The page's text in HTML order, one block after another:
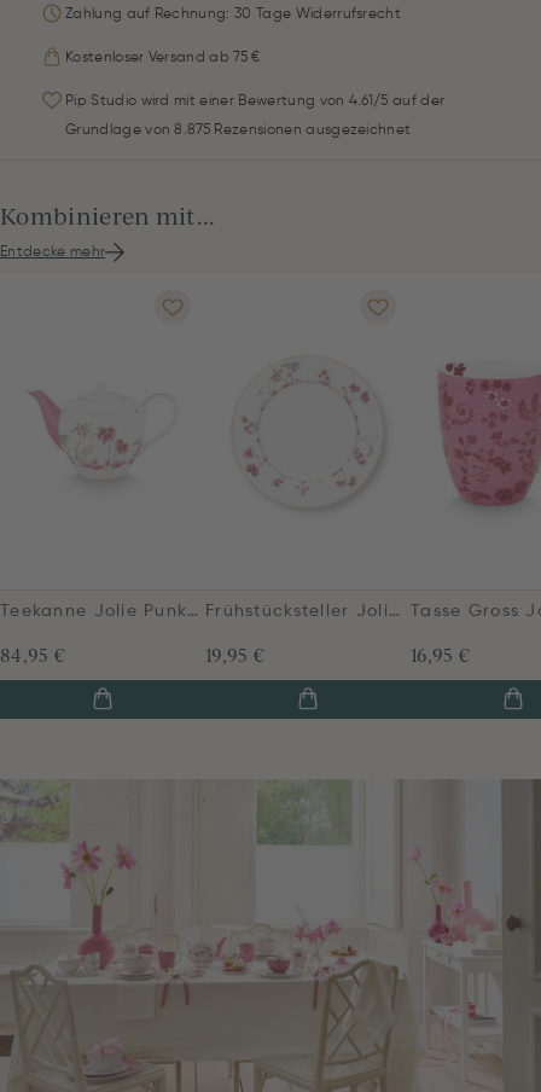
Zahlung auf Rechnung: 30 Tage Widerrufsrecht
Kostenloser Versand ab 75 €
Pip Studio wird mit einer Bewertung von 4.61/5 auf der
Grundlage von 8.875 Rezensionen ausgezeichnet
Kombinieren mit...
Entdecke mehr
Teekanne Jolie Punkte Gold Rosa
84,95 €
Frühstücksteller Jolie Punkte Gold Rosa 21cm
19,95 € 16,95 €